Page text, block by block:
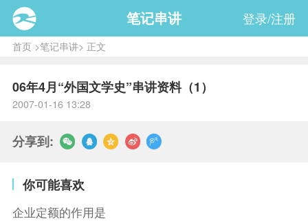
笔记串讲 登录/注册
首页>笔记串讲> 正文
06年4月“外国文学史”串讲资料（1）
2007-01-16 13:28
分享到:
你可能喜欢
企业定额的作用是